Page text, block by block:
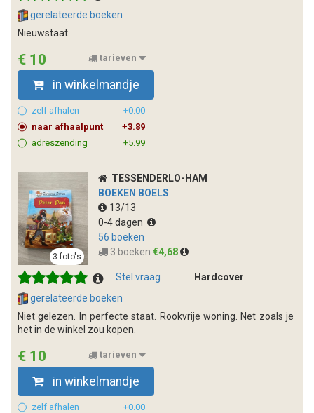
gerelateerde boeken
Nieuwstaat.
€ 10 tarieven
in winkelmandje
zelf afhalen
+0.00
naar afhaalpunt
+3.89
adreszending
+5.99
TESSENDERLO-HAM
BOEKEN BOELS
13/13
0-4 dagen
56 boeken
3 boeken €4,68
3 foto's
Stel vraag
Hardcover
gerelateerde boeken
Niet gelezen. In perfecte staat. Rookvrije woning. Net zoals je
het in de winkel zou kopen.
€ 10 tarieven
in winkelmandje
zelf afhalen
+0.00